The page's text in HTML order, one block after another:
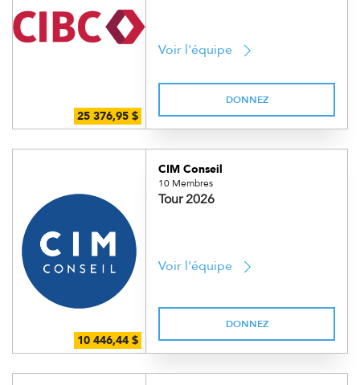
Voir l'équipe
DONNEZ
CIM Conseil
10 Membres
Tour 2026
Voir l'équipe
DONNEZ